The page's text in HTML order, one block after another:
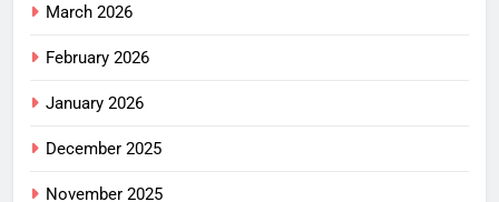
March 2026
February 2026
January 2026
December 2025
November 2025